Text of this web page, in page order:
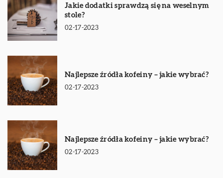
Jakie dodatki sprawdzą się na weselnym
stole?
02-17-2023
Najlepsze źródła kofeiny – jakie wybrać?
02-17-2023
Najlepsze źródła kofeiny – jakie wybrać?
02-17-2023